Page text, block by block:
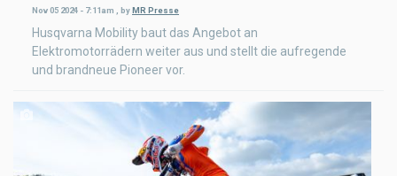
Nov 05 2024 - 7:11am , byMR Presse
Husqvarna Mobility baut das Angebot an
Elektromotorrädern weiter aus und stellt die aufregende
und brandneue Pioneer vor.